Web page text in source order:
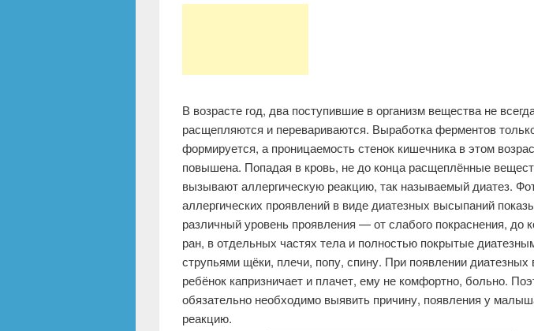
В возрасте год, два поступившие в организм вещества не
расщепляются и перевариваются. Выработка ферментов
формируется, а проницаемость стенок кишечника в этом
повышена. Попадая в кровь, не до конца расщеплённые
вызывают аллергическую реакцию, так называемый диатез.
аллергических проявлений в виде диатезных высыпаний
различный уровень проявления — от слабого покраснения, до
ран, в отдельных частях тела и полностью покрытые
струпьями щёки, плечи, попу, спину. При появлении
ребёнок капризничает и плачет, ему не комфортно, больно.
обязательно необходимо выявить причину, появления у
реакцию.